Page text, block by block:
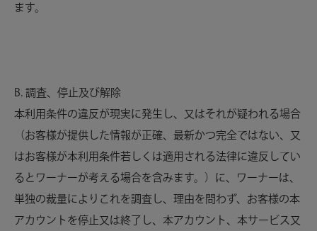
ます。
B. 調査、停止及び解除
本利用条件の違反が現実に発生し、又はそれが疑われる場合
（お客様が提供した情報が正確、最新かつ完全ではない、又
はお客様が本利用条件若しくは適用される法律に違反してい
るとワーナーが考える場合を含みます。）に、ワーナーは、
単独の裁量によりこれを調査し、理由を問わず、お客様の本
アカウントを停止又は終了し、本アカウント、本サービス又